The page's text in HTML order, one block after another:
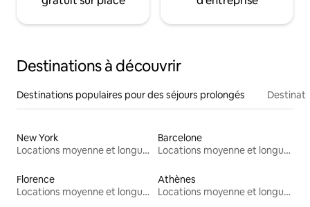
Destinations à découvrir
Destinations populaires pour des séjours prolongés
New York
Locations moyenne et longue durée
Barcelone
Locations moyenne et longue durée
Florence
Locations moyenne et longue durée
Athènes
Locations moyenne et longue durée